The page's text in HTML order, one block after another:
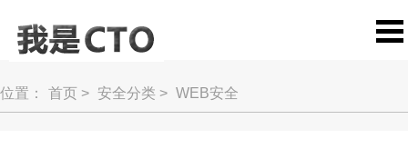
位置： 首页 > 安全分类 > WEB安全